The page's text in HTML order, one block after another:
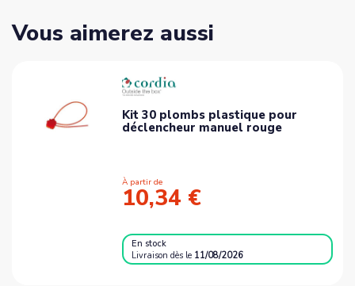
Vous aimerez aussi
Kit 30 plombs plastique pour
déclencheur manuel rouge
À partir de
10,34 €
En stock
Livraisondès le 11/08/2026